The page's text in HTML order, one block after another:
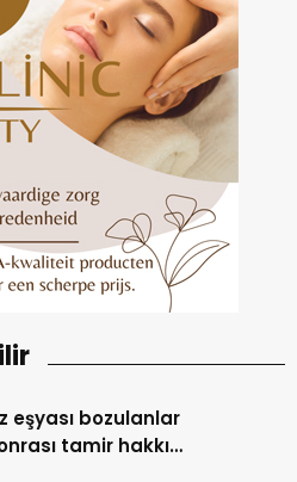
eşyası bozulanlar
tamir hakkı